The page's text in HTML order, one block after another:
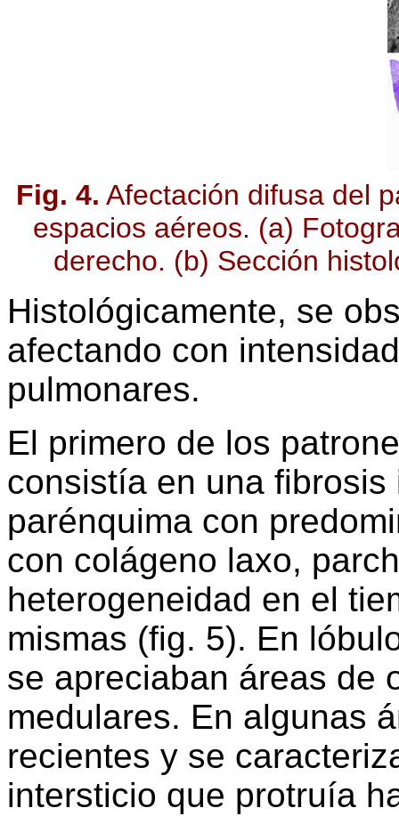
Fig. 4. Afectación difusa del
espacios aéreos. (a)
derecho. (b) Sección
Histológicamente, se
afectando con
pulmonares.
El primero de los
consistía en una
parénquima con
con colágeno laxo,
heterogeneidad en el
mismas (fig. 5). En
se apreciaban áreas de
medulares. En algunas
recientes y se
intersticio que protruía